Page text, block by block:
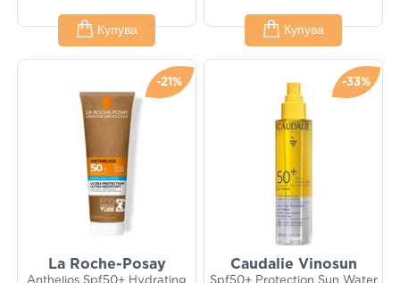
Купува Купува
-21%
La Roche-Posay
-33%
Caudalie Vinosun